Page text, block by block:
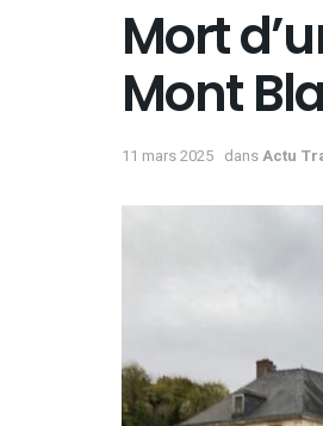
Mort
Mont
11 mars 2025 dansActu